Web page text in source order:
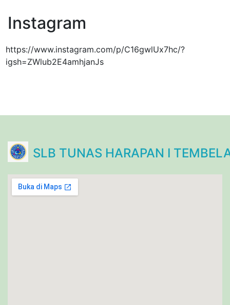
Instagram
https://www.instagram.com/p/C16gwlUx7hc/?
igsh=ZWlub2E4amhjanJs
SLB TUNAS HARAPAN I